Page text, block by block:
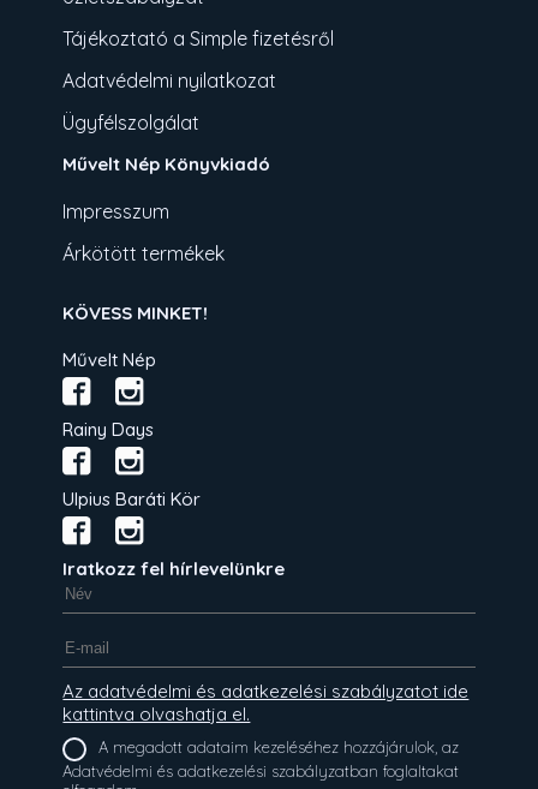
Tájékoztató a Simple fizetésről
Adatvédelmi nyilatkozat
Ügyfélszolgálat
Művelt Nép Könyvkiadó
Impresszum
Árkötött termékek
KÖVESS MINKET!
Művelt Nép
Rainy Days
Ulpius Baráti Kör
Iratkozz fel hírlevelünkre
Az adatvédelmi és adatkezelési szabályzatot ide
kattintva olvashatja el.
A megadott adataim kezeléséhez hozzájárulok, az
Adatvédelmi és adatkezelési szabályzatban foglaltakat